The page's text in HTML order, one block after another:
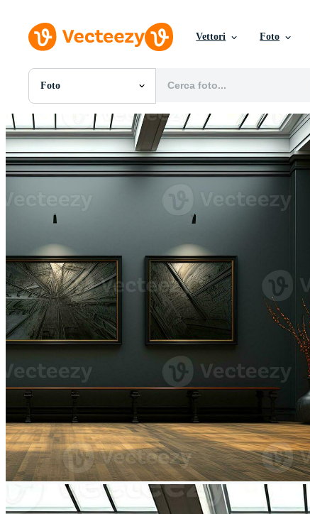
Vettori Foto
Foto
Tutte Immagini
PNGs
PSDs
SVGs
Modelli
Eventi Editoriali